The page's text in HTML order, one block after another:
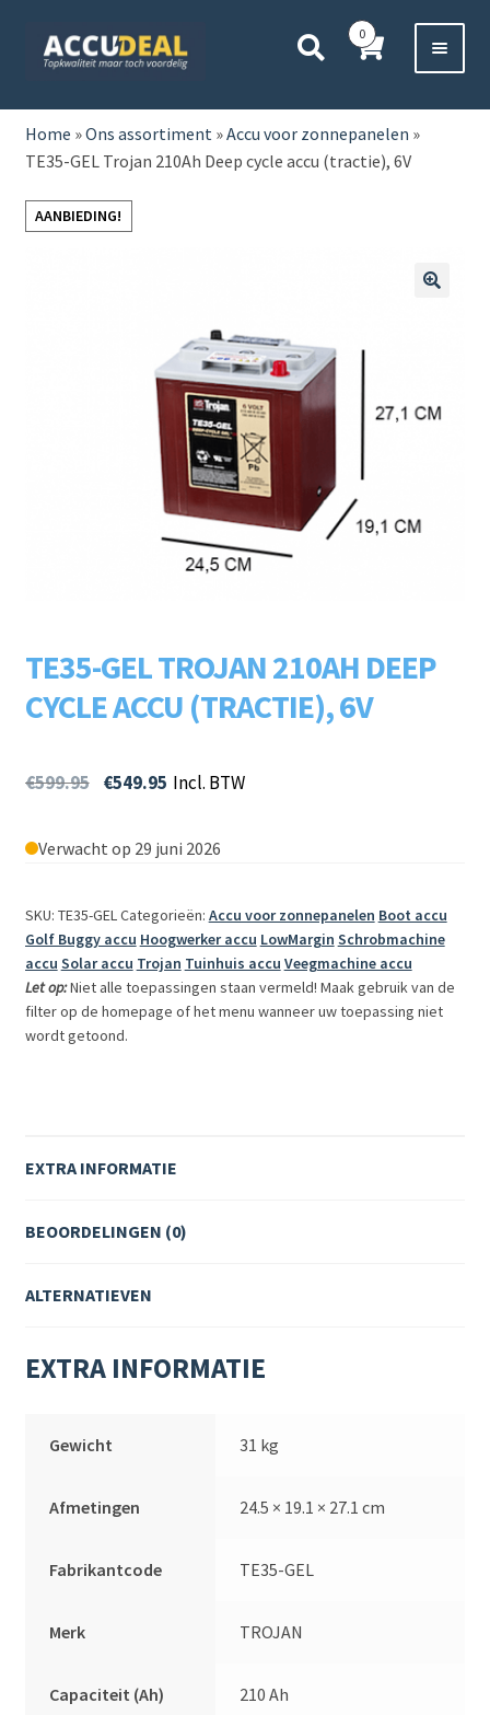
door
naar
direct
naar
HOME
AUTO
BOOT
LADERS & ACCESSOIRES
Home »Ons assortiment»Accu voor zonnepanelen »
TE35-GEL Trojan 210Ah Deep cycle accu (tractie), 6V
AANBIEDING!
TE35-GEL TROJAN 210AH DEEP
CYCLE ACCU (TRACTIE), 6V
€599.95 €549.95 Incl. BTW
Verwacht op 29 juni 2026
SKU: TE35-GELCategorieën: Accu voor zonnepanelen Boot accu
Golf Buggy accu Hoogwerker accu LowMargin Schrobmachine
accu Solar accu Trojan Tuinhuis accu Veegmachine accu
Let op:Niet alle toepassingen staan vermeld! Maak gebruik van de
filter op de homepage of het menu wanneer uw toepassing niet
wordt getoond.
EXTRA INFORMATIE
BEOORDELINGEN (0)
ALTERNATIEVEN
EXTRA INFORMATIE
Gewicht 31 kg
Afmetingen 24.5 × 19.1 × 27.1 cm
Fabrikantcode TE35-GEL
Merk TROJAN
Capaciteit (Ah) 210 Ah
0